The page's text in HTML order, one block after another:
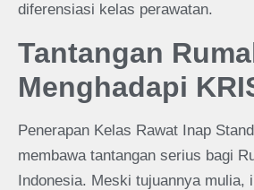
diferensiasi kelas perawatan.
Tantangan
Menghadapi
Penerapan Kelas Rawat Inap
membawa tantangan serius bagi
Indonesia. Meski tujuannya mulia,